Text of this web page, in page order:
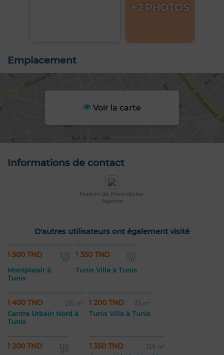
+2 PHOTOS
Emplacement
Voir la carte
Informations de contact
Maison de l'immobilier
Agence
D'autres utilisateurs ont également visité
1 500 TND 120
m²
Montplaisir à
Tunis
1 350 TND 107
m²
Tunis Ville à Tunis
1 400 TND 115 m²
Centre Urbain Nord à
Tunis
1 200 TND 45 m²
Tunis Ville à Tunis
1 200 TND 110
m²
1 350 TND 118 m²